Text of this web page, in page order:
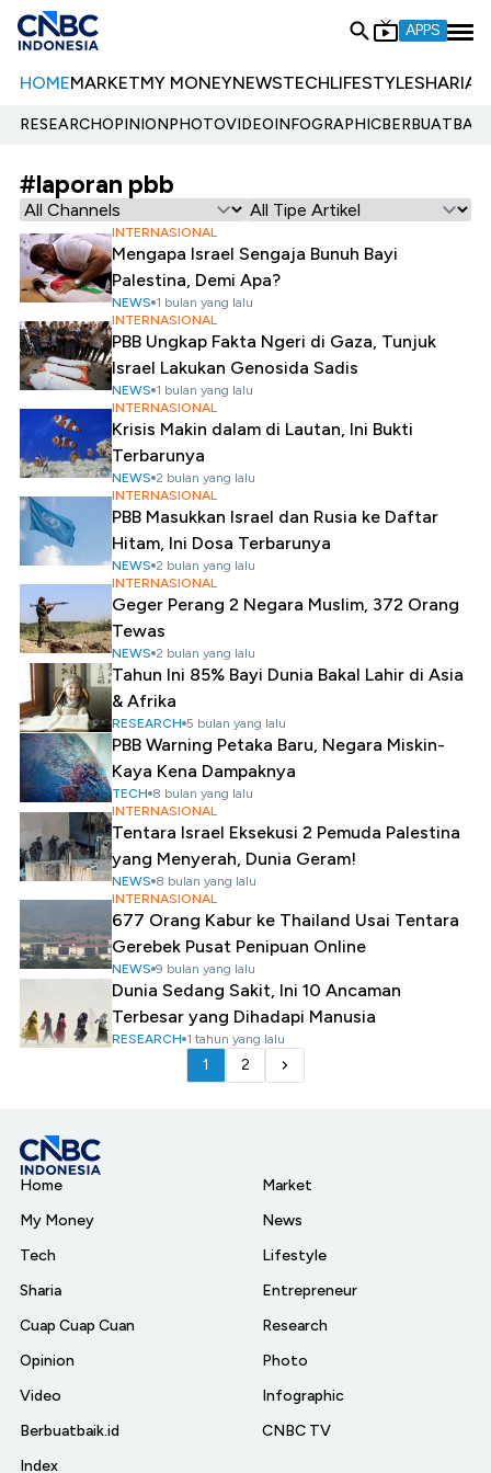
APPS
HOMEMARKETMY MONEYNEWSTECHLIFESTYLESHARIA
RESEARCHOPINIONPHOTOVIDEOINFOGRAPHIC
#laporan pbb
INTERNASIONAL
Mengapa Israel Sengaja Bunuh Bayi
Palestina, Demi Apa?
NEWS 1 bulan yang lalu
INTERNASIONAL
PBB Ungkap Fakta Ngeri di Gaza, Tunjuk
Israel Lakukan Genosida Sadis
NEWS 1 bulan yang lalu
INTERNASIONAL
Krisis Makin dalam di Lautan, Ini Bukti
Terbarunya
NEWS 2 bulan yang lalu
INTERNASIONAL
PBB Masukkan Israel dan Rusia ke Daftar
Hitam, Ini Dosa Terbarunya
NEWS 2 bulan yang lalu
INTERNASIONAL
Geger Perang 2 Negara Muslim, 372 Orang
Tewas
NEWS 2 bulan yang lalu
Tahun Ini 85% Bayi Dunia Bakal Lahir di Asia
& Afrika
RESEARCH 5 bulan yang lalu
PBB Warning Petaka Baru, Negara Miskin-
Kaya Kena Dampaknya
TECH 8 bulan yang lalu
INTERNASIONAL
Tentara Israel Eksekusi 2 Pemuda Palestina
yang Menyerah, Dunia Geram!
NEWS 8 bulan yang lalu
INTERNASIONAL
677 Orang Kabur ke Thailand Usai Tentara
Gerebek Pusat Penipuan Online
NEWS 9 bulan yang lalu
Dunia Sedang Sakit, Ini 10 Ancaman
Terbesar yang Dihadapi Manusia
RESEARCH 1 tahun yang lalu
1 2
Home
My Money
Tech
Sharia
Cuap Cuap Cuan
Opinion
Video
Berbuatbaik.id
Index
Market
News
Lifestyle
Entrepreneur
Research
Photo
Infographic
CNBC TV